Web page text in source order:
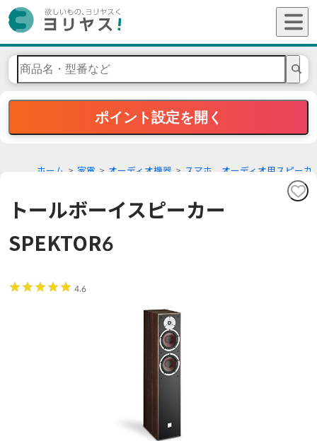
ポイント設定を開く
ホーム 家電 オーディオ機器
スマホ、オーディオ用スピーカ
トールボーイスピーカー
SPEKTOR6
4.6